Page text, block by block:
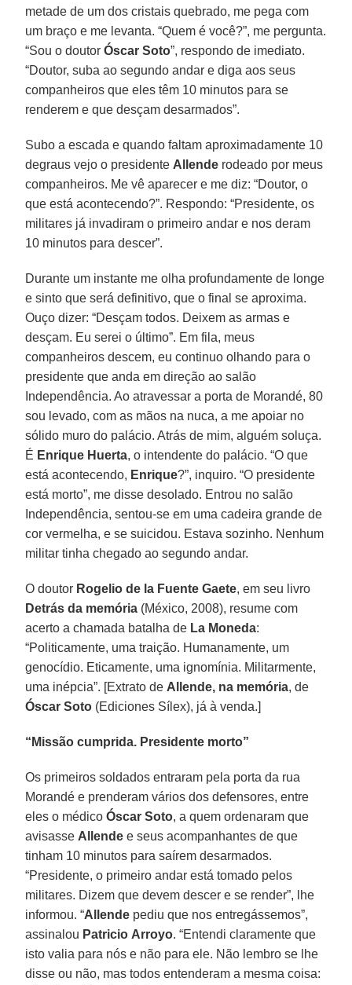
metade de um dos cristais quebrado, me pega com
um braço e me levanta. “Quem é você?”, me pergunta.
“Sou o doutorÓscar Soto”, respondo de imediato.
“Doutor, suba ao segundo andar e diga aos seus
companheiros que eles têm 10 minutos para se
renderem e que desçam desarmados”.
Subo a escada e quando faltam aproximadamente 10
degraus vejo o presidente Allende rodeado por meus
companheiros. Me vê aparecer e me diz: “Doutor, o
que está acontecendo?”. Respondo: “Presidente, os
militares já invadiram o primeiro andar e nos deram
10 minutos para descer”.
Durante um instante me olha profundamente de longe
e sinto que será definitivo, que o final se aproxima.
Ouço dizer: “Desçam todos. Deixem as armas e
desçam. Eu serei o último”. Em fila, meus
companheiros descem, eu continuo olhando para o
presidente que anda em direção ao salão
Independência. Ao atravessar a porta de Morandé, 80
sou levado, com as mãos na nuca, a me apoiar no
sólido muro do palácio. Atrás de mim, alguém soluça.
É Enrique Huerta, o intendente do palácio. “O que
está acontecendo, Enrique?”, inquiro. “O presidente
está morto”, me disse desolado. Entrou no salão
Independência, sentou-se em uma cadeira grande de
cor vermelha, e se suicidou. Estava sozinho. Nenhum
militar tinha chegado ao segundo andar.
O doutor Rogelio de la Fuente Gaete, em seu livro
Detrás da memória (México, 2008), resume com
acerto a chamada batalha de La Moneda:
“Politicamente, uma traição. Humanamente, um
genocídio. Eticamente, uma ignomínia. Militarmente,
uma inépcia”. [Extrato de Allende, na memória, de
Óscar Soto (Ediciones Sílex), já à venda.]
“Missão cumprida. Presidente morto”
Os primeiros soldados entraram pela porta da rua
Morandé e prenderam vários dos defensores, entre
eles o médicoÓscar Soto, a quem ordenaram que
avisasse Allende e seus acompanhantes de que
tinham 10 minutos para saírem desarmados.
“Presidente, o primeiro andar está tomado pelos
militares. Dizem que devem descer e se render”, lhe
informou. “Allende pediu que nos entregássemos”,
assinalou Patricio Arroyo. “Entendi claramente que
isto valia para nós e não para ele. Não lembro se lhe
disse ou não, mas todos entenderam a mesma coisa: